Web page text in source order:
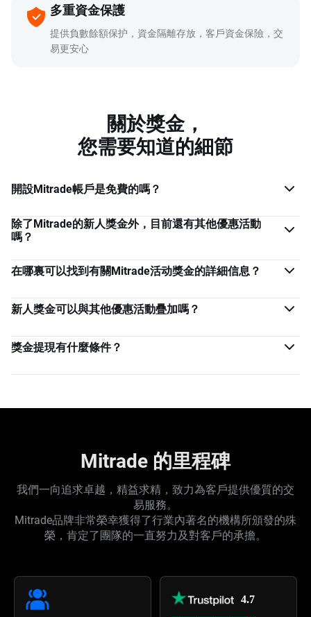
多重資金保護
提供負數餘額保护，資金隔離存放，客戶資金保險，交
易更安心
關於獎金，
您需要知道的細節
開設Mitrade帳戶是免費的嗎？
除了Mitrade的新人獎金外，目前還有其他優惠活動
嗎？
在哪裏可以找到有關Mitrade活动獎金的詳細信息？
新人獎金可以與其他優惠活動疊加嗎？
獎金提現有什麼條件？
Mitrade 的里程碑
我們一向追求卓越，精益求精，致力為客戶提供優質的交
易服務。
Mitrade品牌非常榮幸獲得了行業內著名的機構所頒發的殊
榮，肯定了團隊的一直努力及對客戶的承擔。
4.7